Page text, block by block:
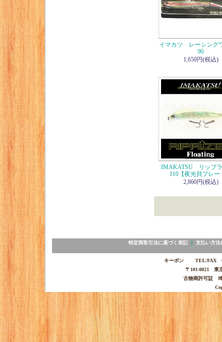
イマカツ レーシング
90
1,650円(税込)
IMAKATSU リップ
110【夜光貝プレー
2,860円(税込)
特定商取引法に基づく表記｜ 支払い方法
キーポン TEL/FAX
〒101-0021 東
古物商許可証